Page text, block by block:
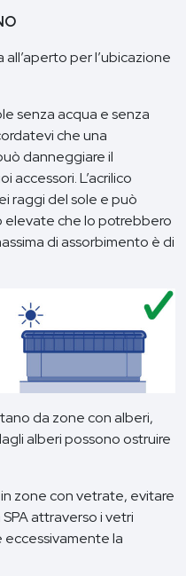
all’aperto per l’ubicazione
senza acqua e senza
che una
danneggiare il
accessori. L’acrilico
raggi del sole e può
che lo potrebbero
di assorbimento è di
da zone con alberi,
alberi possono ostruire
in zone con vetrate, evitare
attraverso i vetri
la